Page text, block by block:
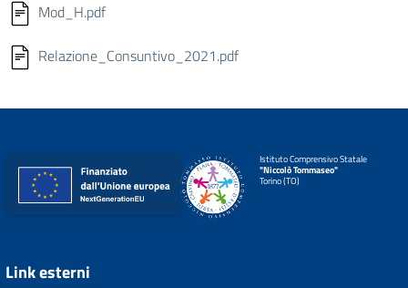
Mod_H.pdf
Relazione_Consuntivo_2021.pdf
Istituto Comprensivo Statale
"Niccolò Tommaseo"
Torino (TO)
Link esterni